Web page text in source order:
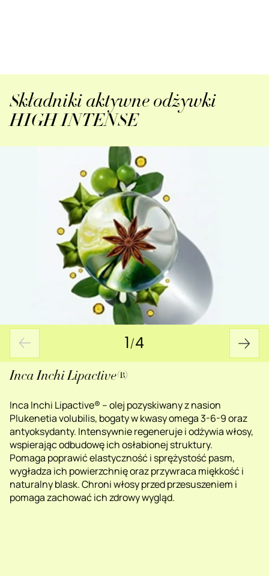
Składniki aktywne odżywki
HIGH INTENSE
Inca Inchi Lipactive®
Inca Inchi Lipactive® – olej pozyskiwany z nasion
Plukenetia volubilis, bogaty w kwasy omega 3-6-9 oraz
antyoksydanty. Intensywnie regeneruje i odżywia włosy,
wspierając odbudowę ich osłabionej struktury.
Pomaga poprawić elastyczność i sprężystość pasm,
wygładza ich powierzchnię oraz przywraca miękkość i
naturalny blask. Chroni włosy przed przesuszeniem i
pomaga zachować ich zdrowy wygląd.
1/4